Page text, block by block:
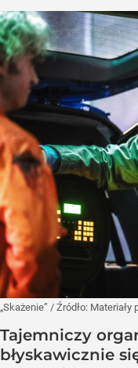
„Skażenie” / Źródło: Materiały
Tajemniczy
błyskawicznie